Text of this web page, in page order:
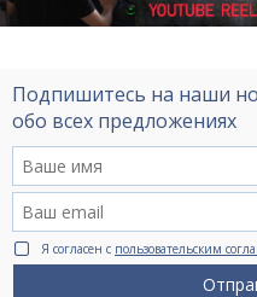
Подпишитесь на наши
обо всех предложениях
Я согласен с пользовательским